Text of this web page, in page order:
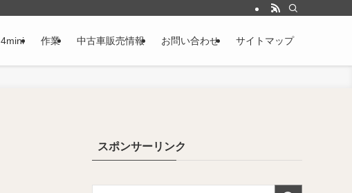
4mini 作業 中古車販売情報 お問い合わせ サイトマップ
スポンサーリンク